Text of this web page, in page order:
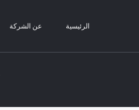
الرئيسية عن الشركة